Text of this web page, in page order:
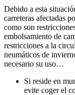
Debido a esta
carreteras afectadas
como son
embolsamiento de
restricciones a la
neumáticos de
necesario su uso…
Si reside en
evite coger el